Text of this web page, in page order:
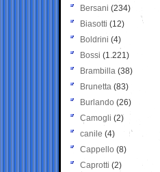
Bersani (234)
Biasotti (12)
Boldrini (4)
Bossi (1.221)
Brambilla (38)
Brunetta (83)
Burlando (26)
Camogli (2)
canile (4)
Cappello (8)
Caprotti (2)